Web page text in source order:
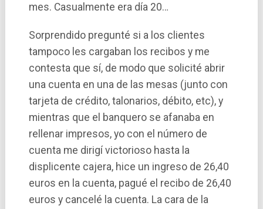
mes. Casualmente era dí­a 20…
Sorprendido pregunté si a los clientes
tampoco les cargaban los recibos y me
contesta que sí­, de modo que solicité abrir
una cuenta en una de las mesas (junto con
tarjeta de crédito, talonarios, débito, etc), y
mientras que el banquero se afanaba en
rellenar impresos, yo con el número de
cuenta me dirigí­ victorioso hasta la
displicente cajera, hice un ingreso de 26,40
euros en la cuenta, pagué el recibo de 26,40
euros y cancelé la cuenta. La cara de la